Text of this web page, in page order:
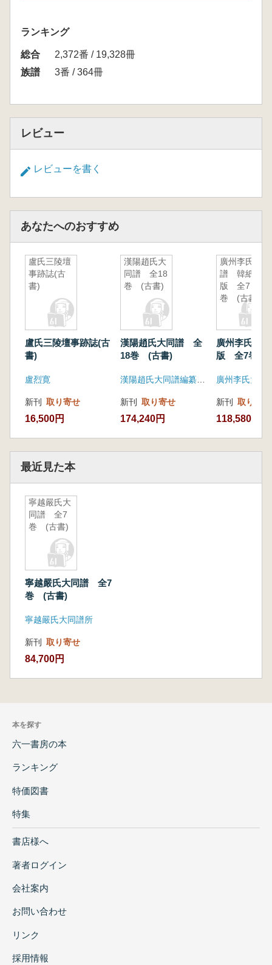
ランキング
総合
2,372番 / 19,328冊
族譜
3番 / 364冊
レビュー
レビューを書く
あなたへのおすすめ
盧氏三陵壇
事跡誌(古
書)
盧氏三陵壇事跡誌(古
書)
盧烈寛
新刊 取り寄せ
16,500円
漢陽趙氏大
同譜 全18
巻 (古書)
漢陽趙氏大同譜 全
18巻 (古書)
新刊 取り寄せ
174,240円
廣州李氏族
譜 韓紙
版 全7
巻 (古書)
廣州李氏族
版 全7巻 (
廣州李氏大宗
新刊 取り寄せ
118,580円
最近見た本
寧越嚴氏大
同譜 全7
巻 (古書)
寧越嚴氏大同譜 全7
巻 (古書)
寧越嚴氏大同譜所
新刊 取り寄せ
84,700円
本を探す
六一書房の本
ランキング
特価図書
特集
書店様へ
著者ログイン
会社案内
お問い合わせ
リンク
採用情報